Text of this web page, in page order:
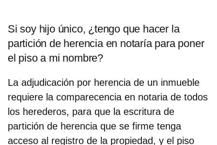
Si soy hijo único, ¿tengo que hacer la
partición de herencia en notaría para poner
el piso a mi nombre?
La adjudicación por herencia de un inmueble
requiere la comparecencia en notaria de todos
los herederos, para que la escritura de
partición de herencia que se firme tenga
acceso al registro de la propiedad, y el piso